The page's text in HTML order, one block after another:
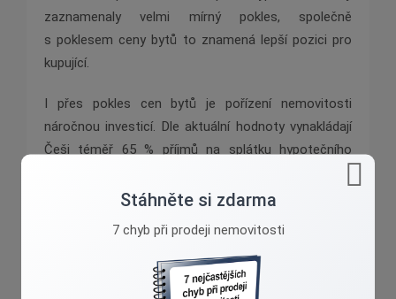
zaznamenaly velmi mírný pokles, společně
s poklesem ceny bytů to znamená lepší pozici pro
kupující.
I přes pokles cen bytů je pořízení nemovitosti
náročnou investicí. Dle aktuální hodnoty vynakládají
Češi téměř 65 % příjmů na splátku hypotečního
v hodnotě pod 40 %. Dostupnost bydlení se
očekává zlepšení s růstem mezd, očekávaným
poklesem cen nemovitostí a korekcí úrokových
sazeb hypotečních úvěrů.
Stáhněte si zdarma
7 chyb při prodeji nemovitosti